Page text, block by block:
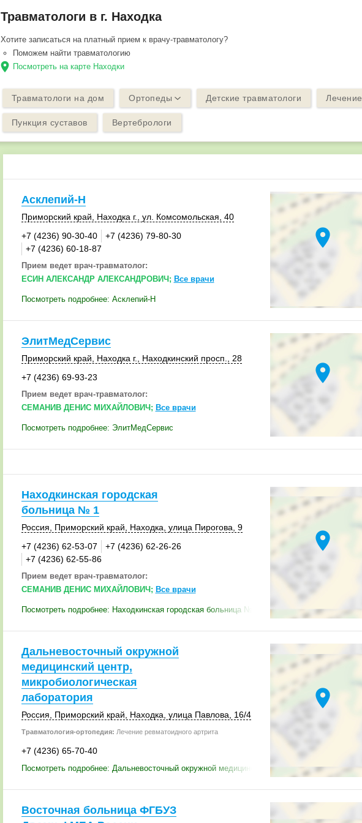
Травматологи в г. Находка
Хотите записаться на платный прием к врачу-травматологу?
Поможем найти травматологию
Посмотреть на карте Находки
Травматологи на дом Ортопеды Детские травматологи
Пункция суставов Вертебрологи
Асклепий-Н
Приморский край Находка г. , ул. Комсомольская, 40
+7 (4236) 90-30-40
+7 (4236) 79-80-30
+7 (4236) 60-18-87
Прием ведет врач-травматолог:
ЕСИН АЛЕКСАНДР АЛЕКСАНДРОВИЧ; Все врачи
Посмотреть подробнее: Асклепий-Н
location_on
ЭлитМедСервис
Приморский край Находка г. , Находкинский просп., 28
+7 (4236) 69-93-23
Прием ведет врач-травматолог:
СЕМАНИВ ДЕНИС МИХАЙЛОВИЧ; Все врачи
Посмотреть подробнее: ЭлитМедСервис
location_on
Находкинская городская
больница № 1
Россия Приморский край Находка улица Пирогова, 9
+7 (4236) 62-53-07
+7 (4236) 62-26-26
+7 (4236) 62-55-86
Прием ведет врач-травматолог:
СЕМАНИВ ДЕНИС МИХАЙЛОВИЧ; Все врачи
Посмотреть подробнее: Находкинская городская больница № 1
location_on
Дальневосточный окружной
медицинский центр,
микробиологическая
лаборатория
Россия Приморский край Находка улица Павлова 16/4
Травматология-ортопедия: Лечение ревматоидного артрита
+7 (4236) 65-70-40
Посмотреть подробнее: Дальневосточный окружной медицинский центр,
location_on
Восточная больница ФГБУЗ